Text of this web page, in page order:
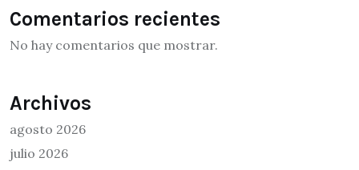
Comentarios recientes
No hay comentarios que mostrar.
Archivos
agosto 2026
julio 2026